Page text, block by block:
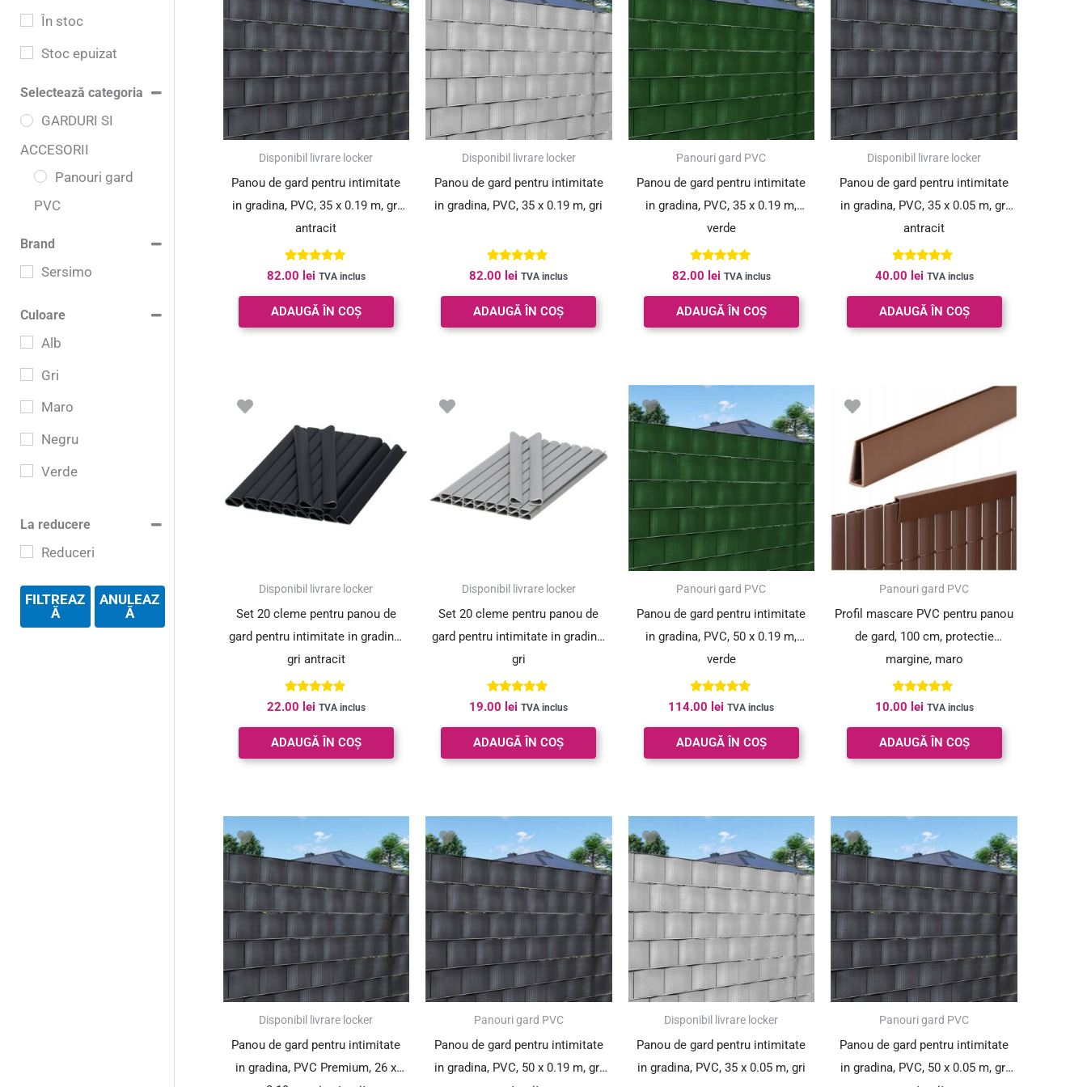
În stoc
Stoc epuizat
Selectează categoria
GARDURI SI
ACCESORII
Panouri gard
PVC
Brand
Sersimo
Culoare
Alb
Gri
Maro
Negru
Verde
La reducere
Reduceri
FILTREAZ
Ă
ANULEAZ
Ă
Disponibil livrare locker
Panou de gard pentru intimitate
in gradina, PVC, 35 x 0.19 m, gri
antracit
Evaluat la
4.83
din 5
82.00 lei TVA inclus
ADAUGĂ ÎN COȘ
Disponibil livrare locker
Panou de gard pentru intimitate
in gradina, PVC, 35 x 0.19 m, gri
Evaluat la
5.00
din 5
82.00 lei TVA inclus
ADAUGĂ ÎN COȘ
Panouri gard PVC
Panou de gard pentru intimitate
in gradina, PVC, 35 x 0.19 m,
verde
Evaluat la
5.00
din 5
82.00 lei TVA inclus
ADAUGĂ ÎN COȘ
Disponibil livrare locker
Panou de gard pentru intimitate
in gradina, PVC, 35 x 0.05 m, gri
antracit
Evaluat la
5.00
din 5
40.00 lei TVA inclus
ADAUGĂ ÎN COȘ
Disponibil livrare locker
Set 20 cleme pentru panou de
gard pentru intimitate in gradina,
gri antracit
Evaluat la
5.00
din 5
22.00 lei TVA inclus
ADAUGĂ ÎN COȘ
Disponibil livrare locker
Set 20 cleme pentru panou de
gard pentru intimitate in gradina,
gri
Evaluat la
5.00
din 5
19.00 lei TVA inclus
ADAUGĂ ÎN COȘ
Panouri gard PVC
Panou de gard pentru intimitate
in gradina, PVC, 50 x 0.19 m,
verde
Evaluat la
5.00
din 5
114.00 lei TVA inclus
ADAUGĂ ÎN COȘ
Panouri gard PVC
Profil mascare PVC pentru panou
de gard, 100 cm, protectie
margine, maro
Evaluat la
5.00
din 5
10.00 lei TVA inclus
ADAUGĂ ÎN COȘ
Disponibil livrare locker
Panou de gard pentru intimitate
in gradina, PVC Premium, 26 x
Panouri gard PVC
Panou de gard pentru intimitate
in gradina, PVC, 50 x 0.19 m, gri
Disponibil livrare locker
Panou de gard pentru intimitate
in gradina, PVC, 35 x 0.05 m, gri
Panouri gard PVC
Panou de gard pentru intimitate
in gradina, PVC, 50 x 0.05 m, gri